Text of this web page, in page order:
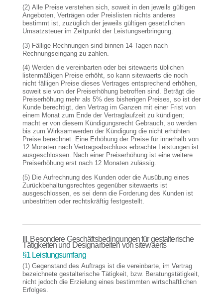
(2) Alle Preise verstehen sich, soweit in den jeweils gültigen
Angeboten, Verträgen oder Preislisten nichts anderes
bestimmt ist, zuzüglich der jeweils gültigen gesetzlichen
Umsatzsteuer im Zeitpunkt der Leistungserbringung.
(3) Fällige Rechnungen sind binnen 14 Tagen nach
Rechnungseingang zu zahlen.
(4) Werden die vereinbarten oder bei sitewaerts üblichen
listenmäßigen Preise erhöht, so kann sitewaerts die noch
nicht fälligen Preise dieses Vertrages entsprechend erhöhen,
soweit sie von der Preiserhöhung betroffen sind. Beträgt die
Preiserhöhung mehr als 5% des bisherigen Preises, so ist der
Kunde berechtigt, den Vertrag im Ganzen mit einer Frist von
einem Monat zum Ende der Vertraglaufzeit zu kündigen;
macht er von diesem Kündigungsrecht Gebrauch, so werden
bis zum Wirksamwerden der Kündigung die nicht erhöhten
Preise berechnet. Eine Erhöhung der Preise für innerhalb von
12 Monaten nach Vertragsabschluss erbrachte Leistungen ist
ausgeschlossen. Nach einer Preiserhöhung ist eine weitere
Preiserhöhung erst nach 12 Monaten zulässig.
(5) Die Aufrechnung des Kunden oder die Ausübung eines
Zurückbehaltungsrechtes gegenüber sitewaerts ist
ausgeschlossen, es sei denn die Forderung des Kunden ist
unbestritten oder rechtskräftig festgestellt.
III. Besondere Geschäftsbedingungen für gestalterische
Tätigkeiten und Designarbeiten von sitewaerts
§1 Leistungsumfang
(1) Gegenstand des Auftrags ist die vereinbarte, im Vertrag
bezeichnete gestalterische Tätigkeit, bzw. Beratungstätigkeit,
nicht jedoch die Erzielung eines bestimmten wirtschaftlichen
Erfolges.